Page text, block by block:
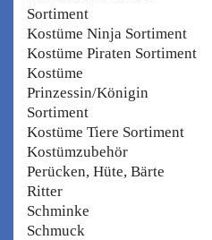
Sortiment
Kostüme Ninja Sortiment
Kostüme Piraten Sortiment
Kostüme
Prinzessin/Königin
Sortiment
Kostüme Tiere Sortiment
Kostümzubehör
Perücken, Hüte, Bärte
Ritter
Schminke
Schmuck